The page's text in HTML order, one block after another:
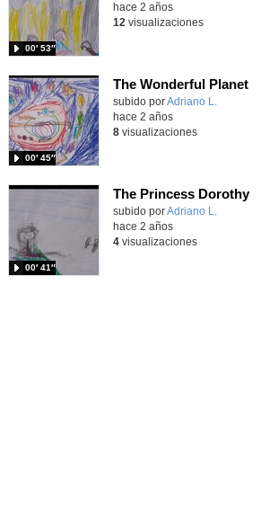
00′ 53″
hace 2 años
12 visualizaciones
The Wonderful Planet
Contenido educativo.
subido porAdriano L.
00′ 45″
hace 2 años
8visualizaciones
The Princess Dorothy
Contenido educativo.
subido porAdriano L.
00′ 41″
hace 2 años
4visualizaciones